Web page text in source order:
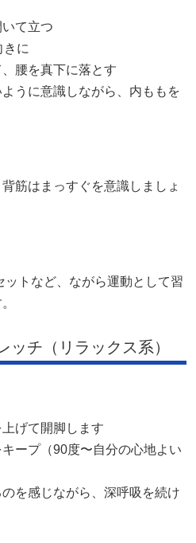
て立つ
きに
腰を真下に落とす
うに意識しながら、内ももを
筋はまっすぐを意識しましょ
トなど、ながら運動として習
ッチ（リラックス系）
げて開脚します
ープ（90度〜自分の心地よい
を感じながら、深呼吸を続け